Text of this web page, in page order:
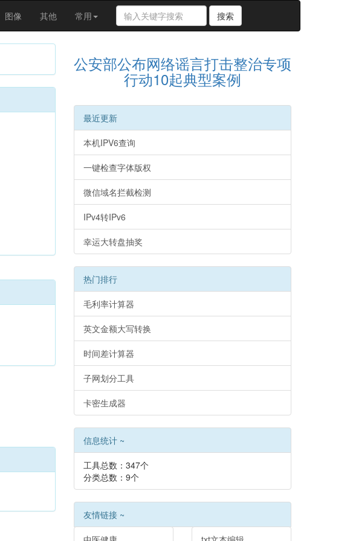
图像 其他 常用
搜
索
关
字
搜索
公安部公布网络谣言打击整治专项
行动10起典型案例
最近更新
本机IPV6查询
一键检查字体版权
微信域名拦截检测
IPv4转IPv6
幸运大转盘抽奖
热门排行
毛利率计算器
英文金额大写转换
时间差计算器
子网划分工具
卡密生成器
信息统计 ~
工具总数：347个
分类总数：9个
友情链接 ~